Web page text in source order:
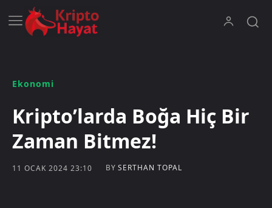
Ekonomi
Kripto’larda Boğa Hiç Bir
Zaman Bitmez!
11 OCAK 2024 23:10 BY SERTHAN TOPAL